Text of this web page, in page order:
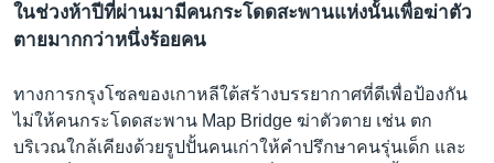
เลือกภาษา
ในช่วงห้าปีที่ผ่านมามีคนกระโดดสะพานแห่งนั้นเพื่อฆ่าตัว
ตายมากกว่าหนึ่งร้อยคน
ทางการกรุงโซลของเกาหลีใต้สร้างบรรยากาศที่ดีเพื่อป้องกัน
ไม่ให้คนกระโดดสะพาน Map Bridge ฆ่าตัวตาย เช่น ตก
บริเวณใกล้เคียงด้วยรูปปั้นคนเก่าให้คำปรึกษาคนรุ่นเด็ก และ